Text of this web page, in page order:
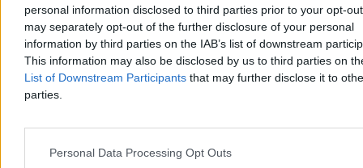
personal information disclosed to third parties prior to your opt-
may separately opt-out of the further disclosure of your personal
information by third parties on the IAB’s list of downstream
This information may also be disclosed by us to third parties on
List of Downstream Participants that may further disclose it to
parties.
Personal Data Processing Opt Outs
Reklama